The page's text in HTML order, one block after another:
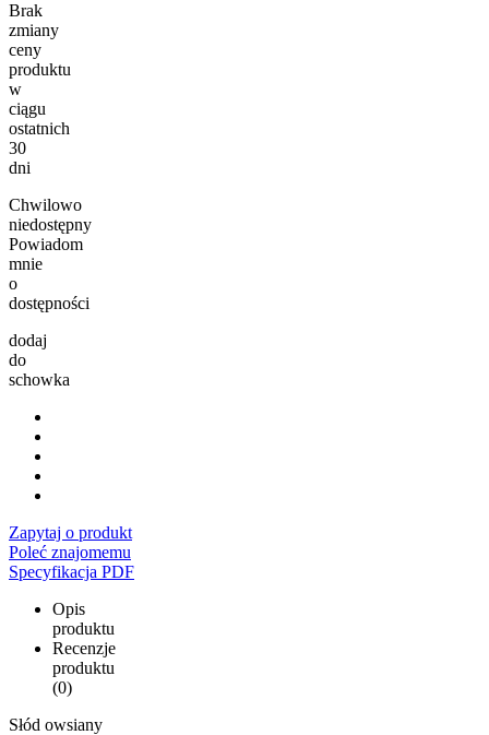
Brak
zmiany
ceny
produktu
w
ciągu
ostatnich
30
dni
Chwilowo
niedostępny
Powiadom
mnie
o
dostępności
dodaj
do
schowka
Zapytaj o produkt
Poleć znajomemu
Specyfikacja PDF
Opis
produktu
Recenzje
produktu
(0)
Słód owsiany